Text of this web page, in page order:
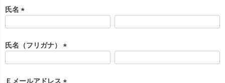
氏名
須
)
氏名（フリガナ）
須
Ｅメールアドレス